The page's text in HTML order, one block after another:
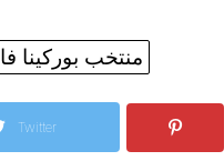
منتخب بوركينا
Twitter